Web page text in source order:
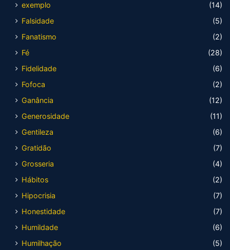
exemplo
(14)
Falsidade
(5)
Fanatismo
(2)
Fé
(28)
Fidelidade
(6)
Fofoca
(2)
Ganância
(12)
Generosidade
(11)
Gentileza
(6)
Gratidão
(7)
Grosseria
(4)
Hábitos
(2)
Hipocrisia
(7)
Honestidade
(7)
Humildade
(6)
Humilhação
(5)